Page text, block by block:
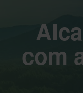
com